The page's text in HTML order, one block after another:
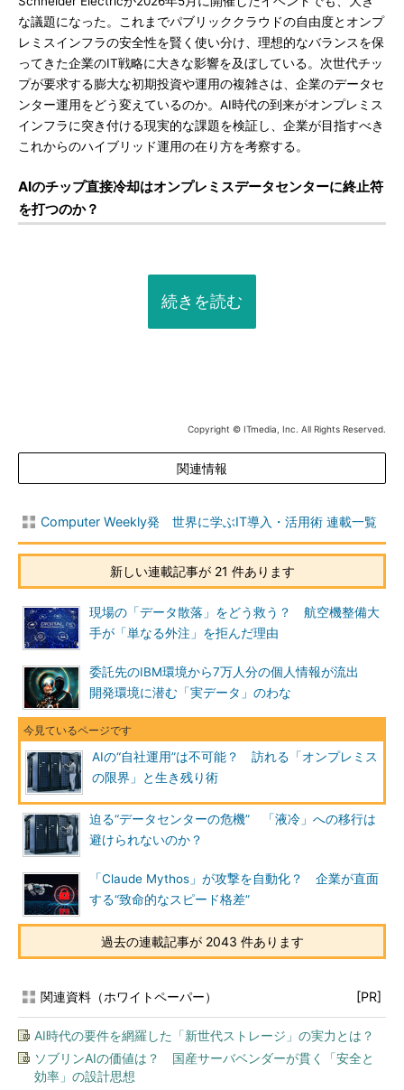
な議題になった。これまでパブリッククラウドの自由度とオンプ
レミスインフラの安全性を賢く使い分け、理想的なバランスを保
ってきた企業のIT戦略に大きな影響を及ぼしている。次世代チッ
プが要求する膨大な初期投資や運用の複雑さは、企業のデータセ
ンター運用をどう変えているのか。AI時代の到来がオンプレミス
インフラに突き付ける現実的な課題を検証し、企業が目指すべき
これからのハイブリッド運用の在り方を考察する。
AIのチップ直接冷却はオンプレミスデータセンターに終止符
を打つのか？
続きを読む
Copyright © ITmedia, Inc. All Rights Reserved.
関連情報
Computer Weekly発 世界に学ぶIT導入・活用術 連載一覧
新しい連載記事が 21 件あります
現場の「データ散落」をどう救う？ 航空機整備大
手が「単なる外注」を拒んだ理由
委託先のIBM環境から7万人分の個人情報が流出
開発環境に潜む「実データ」のわな
AIの“自社運用”は不可能？ 訪れる「オンプレミス
の限界」と生き残り術
迫る“データセンターの危機” 「液冷」への移行は
避けられないのか？
「Claude Mythos」が攻撃を自動化？ 企業が直面
する“致命的なスピード格差”
過去の連載記事が 2043 件あります
関連資料（ホワイトペーパー） [PR]
AI時代の要件を網羅した「新世代ストレージ」の実力とは？
ソブリンAIの価値は？ 国産サーバベンダーが貫く「安全と
効率」の設計思想